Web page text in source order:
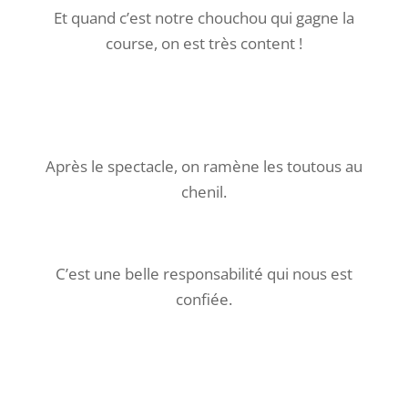
Et quand c’est notre chouchou qui gagne la
course, on est très content !
Après le spectacle, on ramène les toutous au
chenil.
C’est une belle responsabilité qui nous est
confiée.